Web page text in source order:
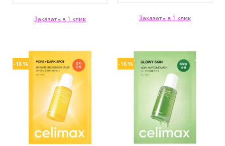
Заказать в 1 клик Заказать в 1 клик
-18 % -18 %